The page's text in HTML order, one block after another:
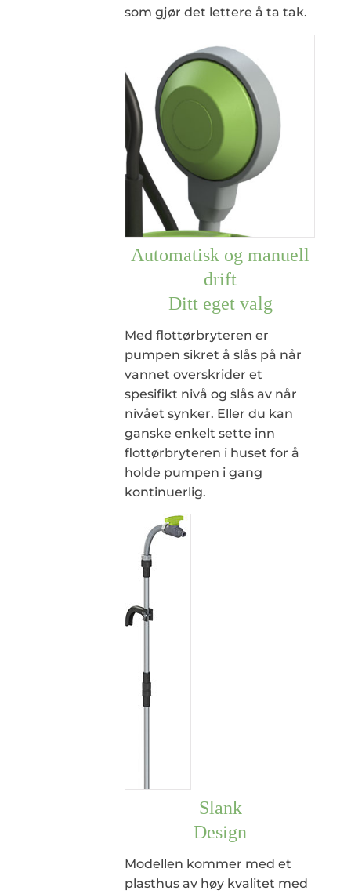
som gjør det lettere å ta tak.
Automatisk og manuell
drift
Ditt eget valg
Med flottørbryteren er
pumpen sikret å slås på når
vannet overskrider et
spesifikt nivå og slås av når
nivået synker. Eller du kan
ganske enkelt sette inn
flottørbryteren i huset for å
holde pumpen i gang
kontinuerlig.
Slank
Design
Modellen kommer med et
plasthus av høy kvalitet med